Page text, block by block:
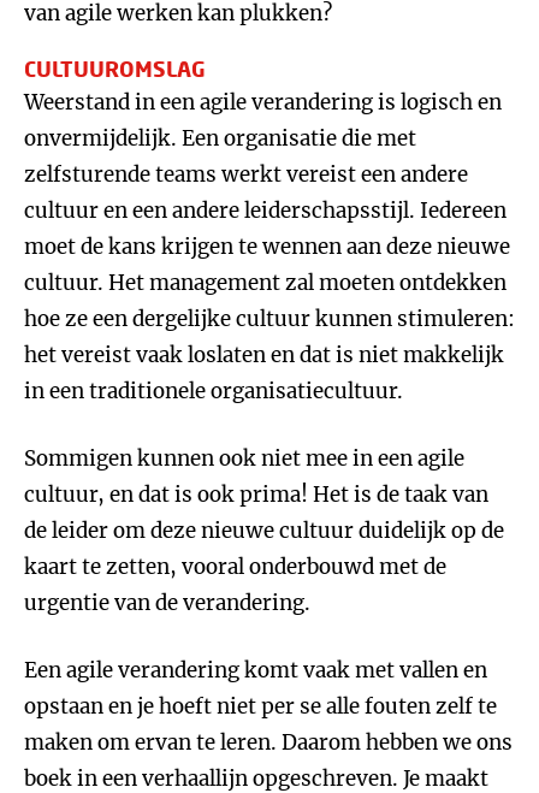
van agile werken kan plukken?
CULTUUROMSLAG
Weerstand in een agile verandering is logisch en
onvermijdelijk. Een organisatie die met
zelfsturende teams werkt vereist een andere
cultuur en een andere leiderschapsstijl. Iedereen
moet de kans krijgen te wennen aan deze nieuwe
cultuur. Het management zal moeten ontdekken
hoe ze een dergelijke cultuur kunnen stimuleren:
het vereist vaak loslaten en dat is niet makkelijk
in een traditionele organisatiecultuur.
Sommigen kunnen ook niet mee in een agile
cultuur, en dat is ook prima! Het is de taak van
de leider om deze nieuwe cultuur duidelijk op de
kaart te zetten, vooral onderbouwd met de
urgentie van de verandering.
Een agile verandering komt vaak met vallen en
opstaan en je hoeft niet per se alle fouten zelf te
maken om ervan te leren. Daarom hebben we ons
boek in een verhaallijn opgeschreven. Je maakt